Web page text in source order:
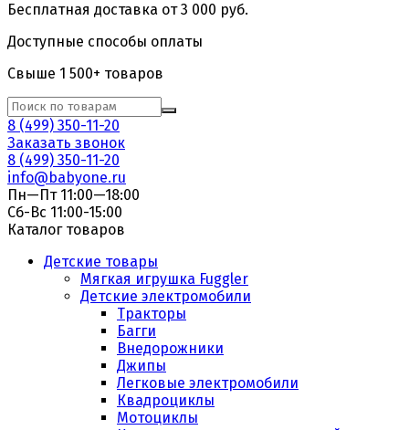
Бесплатная доставка от 3 000 руб.
Доступные способы оплаты
Свыше 1 500+ товаров
8 (499) 350-11-20
Заказать звонок
8 (499) 350-11-20
info@babyone.ru
Пн—Пт 11:00—18:00
Сб-Вс 11:00-15:00
Каталог товаров
Детские товары
Мягкая игрушка Fuggler
Детские электромобили
Тракторы
Багги
Внедорожники
Джипы
Легковые электромобили
Квадроциклы
Мотоциклы